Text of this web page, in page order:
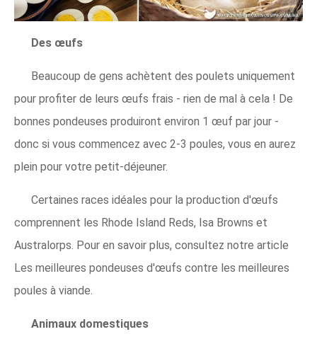
Des œufs
Beaucoup de gens achètent des poulets uniquement
pour profiter de leurs œufs frais - rien de mal à cela ! De
bonnes pondeuses produiront environ 1 œuf par jour -
donc si vous commencez avec 2-3 poules, vous en aurez
plein pour votre petit-déjeuner.
Certaines races idéales pour la production d'œufs
comprennent les Rhode Island Reds, Isa Browns et
Australorps. Pour en savoir plus, consultez notre article
Les meilleures pondeuses d'œufs contre les meilleures
poules à viande.
Animaux domestiques